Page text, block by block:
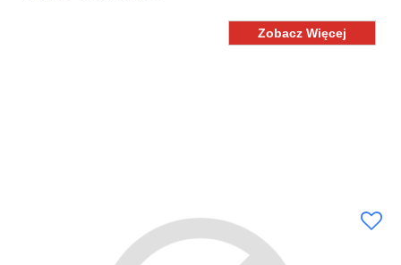
Zobacz Więcej